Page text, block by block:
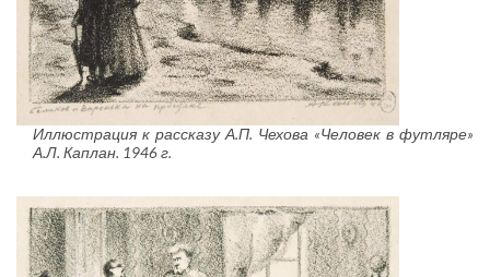
Иллюстрация к рассказу А.П. Чехова «Человек в футляре»
А.Л. Каплан. 1946 г.